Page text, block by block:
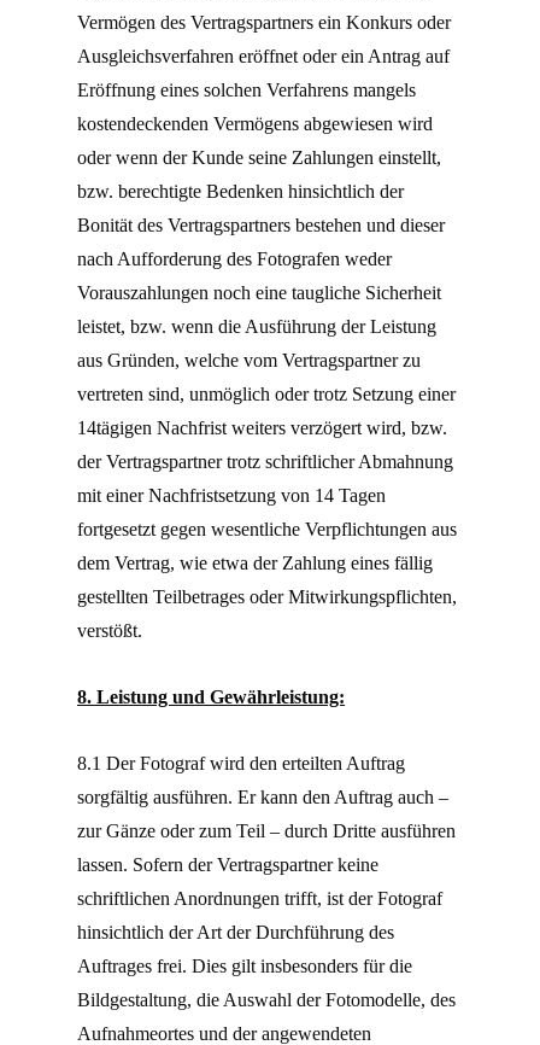
Vermögen des Vertragspartners ein Konkurs oder
Ausgleichsverfahren eröffnet oder ein Antrag auf
Eröffnung eines solchen Verfahrens mangels
kostendeckenden Vermögens abgewiesen wird
oder wenn der Kunde seine Zahlungen einstellt,
bzw. berechtigte Bedenken hinsichtlich der
Bonität des Vertragspartners bestehen und dieser
nach Aufforderung des Fotografen weder
Vorauszahlungen noch eine taugliche Sicherheit
leistet, bzw. wenn die Ausführung der Leistung
aus Gründen, welche vom Vertragspartner zu
vertreten sind, unmöglich oder trotz Setzung einer
14tägigen Nachfrist weiters verzögert wird, bzw.
der Vertragspartner trotz schriftlicher Abmahnung
mit einer Nachfristsetzung von 14 Tagen
fortgesetzt gegen wesentliche Verpflichtungen aus
dem Vertrag, wie etwa der Zahlung eines fällig
gestellten Teilbetrages oder Mitwirkungspflichten,
verstößt.
8. Leistung und Gewährleistung:
8.1 Der Fotograf wird den erteilten Auftrag
sorgfältig ausführen. Er kann den Auftrag auch –
zur Gänze oder zum Teil – durch Dritte ausführen
lassen. Sofern der Vertragspartner keine
schriftlichen Anordnungen trifft, ist der Fotograf
hinsichtlich der Art der Durchführung des
Auftrages frei. Dies gilt insbesonders für die
Bildgestaltung, die Auswahl der Fotomodelle, des
Aufnahmeortes und der angewendeten